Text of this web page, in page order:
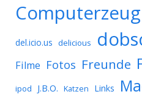
Computerzeug
del.icio.us delicious
Filme Fotos Freunde
ipod J.B.O. Katzen Links